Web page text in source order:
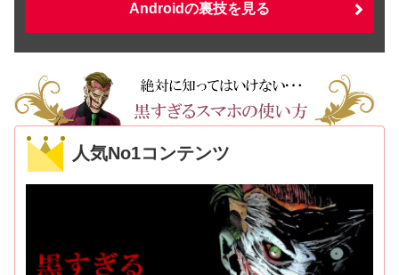
Androidの裏技を見る
人気No1コンテンツ